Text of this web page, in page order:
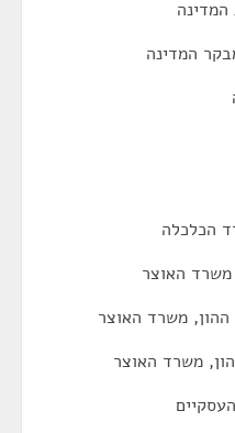
המדינה
הכלכלה
האוצר
ההון, משרד האוצר
משרד האוצר